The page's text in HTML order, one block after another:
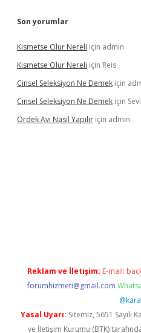
Son yorumlar
Kismetse Olur Nereli için admin
Kismetse Olur Nereli için Reis
Cinsel Seleksiyon Ne Demek için
Cinsel Seleksiyon Ne Demek için
Ördek Avı Nasıl Yapılır için admin
Reklam ve İletişim: E-mail:
forumhizmeti@gmail.com
Yasal Uyarı: Sitemiz, 5651 Sayılı
ve İletişim Kurumu (BTK)